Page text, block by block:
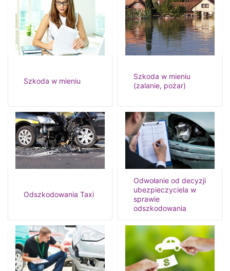
Szkoda w mieniu
Szkoda w mieniu
(zalanie, pożar)
Odszkodowania Taxi
Odwołanie od decyzji
ubezpieczyciela w
sprawie
odszkodowania